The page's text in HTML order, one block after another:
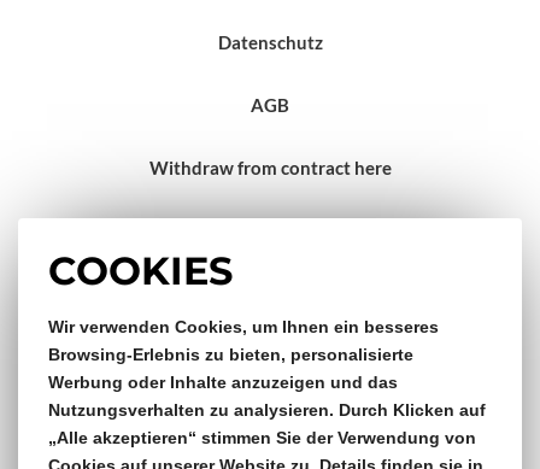
COOKIES
Wir verwenden Cookies, um Ihnen ein besseres
Browsing-Erlebnis zu bieten, personalisierte
Werbung oder Inhalte anzuzeigen und das
Nutzungsverhalten zu analysieren. Durch Klicken auf
„Alle akzeptieren“ stimmen Sie der Verwendung von
Datenschutz
AGB
Withdraw from contract here
Gratis Versand & Rückversand
ab €150,- Bestellwert
14 Tage Rückgaberecht